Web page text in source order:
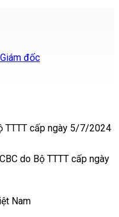
đốc
TTTT cấp ngày 5/7/2024
do Bộ TTTT cấp ngày
Nam